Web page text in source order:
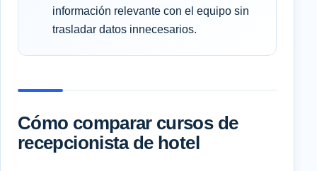
información relevante con el equipo sin
trasladar datos innecesarios.
Cómo comparar cursos de
recepcionista de hotel